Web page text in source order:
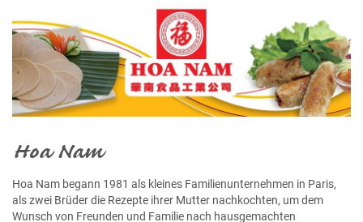
Hoa Nam
Hoa Nam begann 1981 als kleines Familienunternehmen in Paris,
als zwei Brüder die Rezepte ihrer Mutter nachkochten, um dem
Wunsch von Freunden und Familie nach hausgemachten